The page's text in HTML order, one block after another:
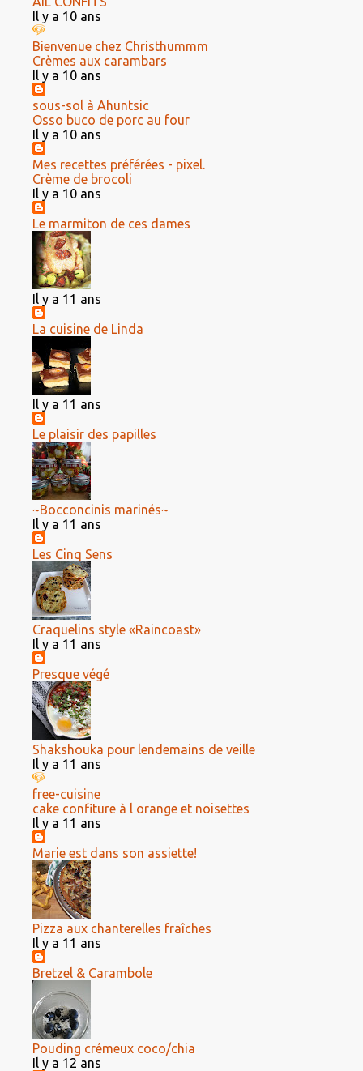
Il y a 10 ans
Bienvenue chez Christhummm
Crèmes aux carambars
Il y a 10 ans
sous-sol à Ahuntsic
Osso buco de porc au four
Il y a 10 ans
Mes recettes préférées - pixel.
Crème de brocoli
Il y a 10 ans
Le marmiton de ces dames
Il y a 11 ans
La cuisine de Linda
Il y a 11 ans
Le plaisir des papilles
~Bocconcinis marinés~
Il y a 11 ans
Les Cinq Sens
Craquelins style «Raincoast»
Il y a 11 ans
Presque végé
Shakshouka pour lendemains de veille
Il y a 11 ans
free-cuisine
cake confiture à l orange et noisettes
Il y a 11 ans
Marie est dans son assiette!
Pizza aux chanterelles fraîches
Il y a 11 ans
Bretzel & Carambole
Pouding crémeux coco/chia
Il y a 12 ans